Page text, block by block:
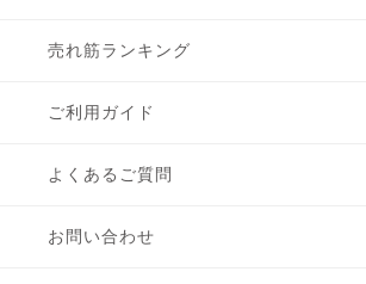
売れ筋ランキング
ご利用ガイド
よくあるご質問
お問い合わせ